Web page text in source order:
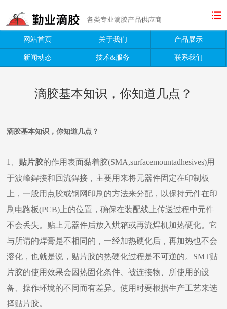
网站首页 关于我们 产品展示
新闻动态 技术&服务 联系我们
滴胶基本知识，你知道几点？
滴胶基本知识，你知道几点？
1、 贴片胶的作用表面黏着胶(SMA,surfacemountadhesives)用
于波峰銲接和回流銲接，主要用来将元器件固定在印制板
上，一般用点胶或钢网印刷的方法来分配，以保持元件在印
刷电路板(PCB)上的位置，确保在装配线上传送过程中元件
不会丢失。贴上元器件后放入烘箱或再流焊机加热硬化。它
与所谓的焊膏是不相同的，一经加热硬化后，再加热也不会
溶化，也就是说，贴片胶的热硬化过程是不可逆的。SMT贴
片胶的使用效果会因热固化条件、被连接物、所使用的设
备、操作环境的不同而有差异。使用时要根据生产工艺来选
择贴片胶。